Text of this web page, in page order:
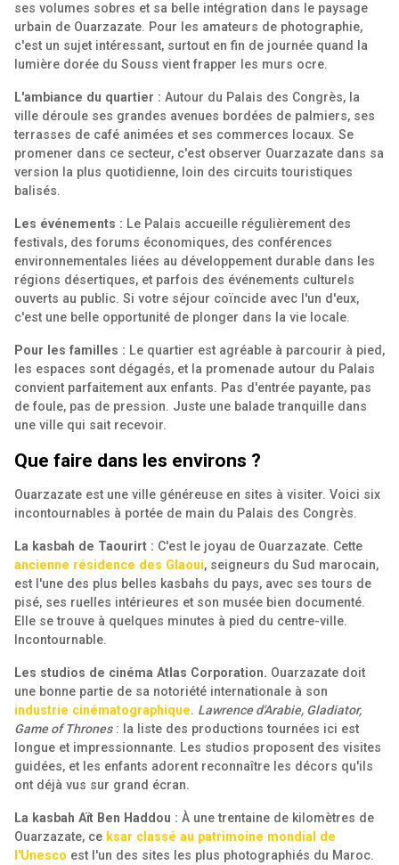
ses volumes sobres et sa belle intégration dans le paysage
urbain de Ouarzazate. Pour les amateurs de photographie,
c'est un sujet intéressant, surtout en fin de journée quand la
lumière dorée du Souss vient frapper les murs ocre.
L'ambiance du quartier : Autour du Palais des Congrès, la
ville déroule ses grandes avenues bordées de palmiers, ses
terrasses de café animées et ses commerces locaux. Se
promener dans ce secteur, c'est observer Ouarzazate dans sa
version la plus quotidienne, loin des circuits touristiques
balisés.
Les événements : Le Palais accueille régulièrement des
festivals, des forums économiques, des conférences
environnementales liées au développement durable dans les
régions désertiques, et parfois des événements culturels
ouverts au public. Si votre séjour coïncide avec l'un d'eux,
c'est une belle opportunité de plonger dans la vie locale.
Pour les familles : Le quartier est agréable à parcourir à pied,
les espaces sont dégagés, et la promenade autour du Palais
convient parfaitement aux enfants. Pas d'entrée payante, pas
de foule, pas de pression. Juste une balade tranquille dans
une ville qui sait recevoir.
Que faire dans les environs ?
Ouarzazate est une ville généreuse en sites à visiter. Voici six
incontournables à portée de main du Palais des Congrès.
La kasbah de Taourirt : C'est le joyau de Ouarzazate. Cette
ancienne résidence des Glaoui, seigneurs du Sud marocain,
est l'une des plus belles kasbahs du pays, avec ses tours de
pisé, ses ruelles intérieures et son musée bien documenté.
Elle se trouve à quelques minutes à pied du centre-ville.
Incontournable.
Les studios de cinéma Atlas Corporation. Ouarzazate doit
une bonne partie de sa notoriété internationale à son
industrie cinématographique. Lawrence d'Arabie, Gladiator,
Game of Thrones: la liste des productions tournées ici est
longue et impressionnante. Les studios proposent des visites
guidées, et les enfants adorent reconnaître les décors qu'ils
ont déjà vus sur grand écran.
La kasbah Aït Ben Haddou : À une trentaine de kilomètres de
Ouarzazate, ce ksar classé au patrimoine mondial de
l'Unesco est l'un des sites les plus photographiés du Maroc.